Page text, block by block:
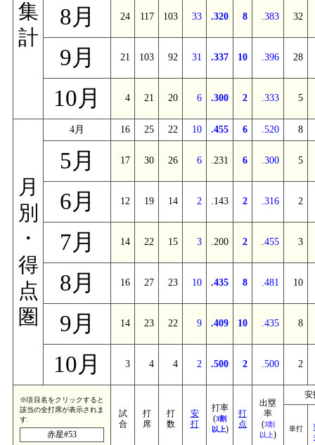
集
計
8月 24 117 103 33 .320 8 .383 32
9月 21 103 92 31 .337 10 .396 28
10月 4 21 20 6 .300 2 .333 5
月
別
･
得
点
圏
4月 16 25 22 10 .455 6 .520 8
5月 17 30 26 6 .231 6 .300 5
6月 12 19 14 2 .143 2 .316 2
7月 14 22 15 3 .200 2 .455 3
8月 16 27 23 10 .435 8 .481 10
9月 14 23 22 9 .409 10 .435 8
10月 3 4 4 2 .500 2 .500 2
※項目名をクリックすると
該当の全打席が表示されま
す.
赤星#53
試
合
打
席
打
数
安
打
打率
(3割
以上)
打
点
出塁
率
(3割
以上)
安
単打